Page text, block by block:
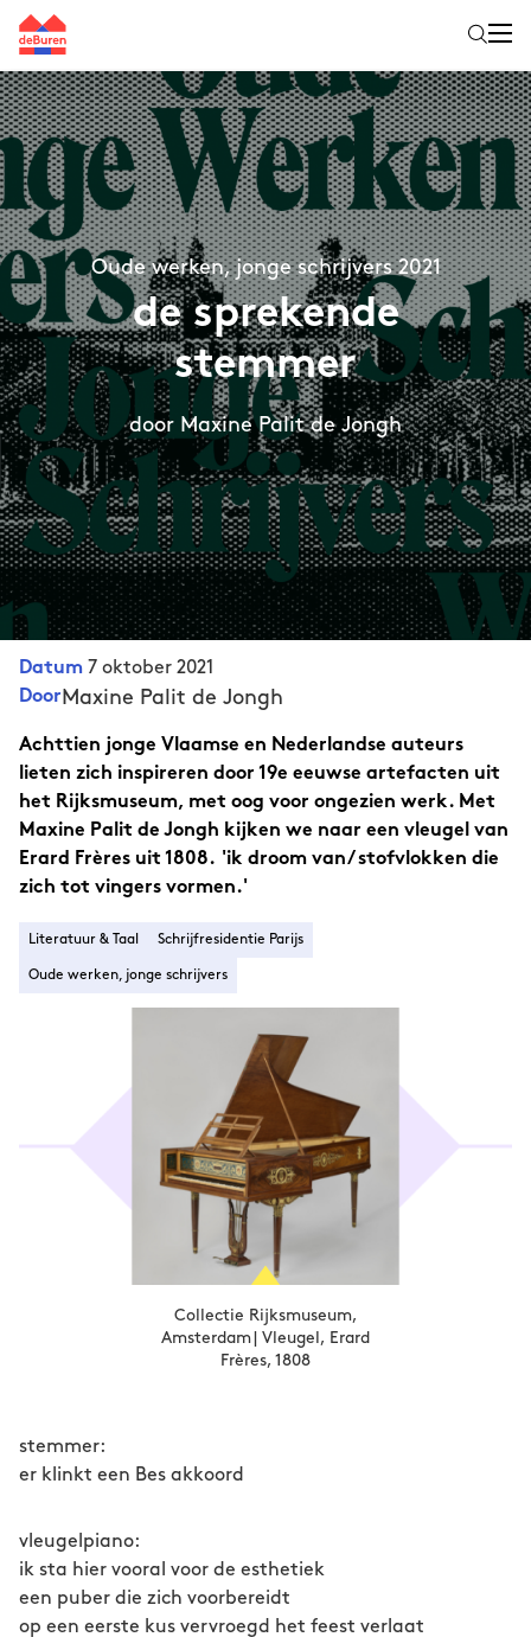
Oude werken, jonge schrijvers 2021
de sprekende
stemmer
door Maxine Palit de Jongh
Datum 7 oktober 2021
Door Maxine Palit de Jongh
Achttien jonge Vlaamse en Nederlandse auteurs
lieten zich inspireren door 19e eeuwse artefacten uit
het Rijksmuseum, met oog voor ongezien werk. Met
Maxine Palit de Jongh kijken we naar een vleugel van
Erard Frères uit 1808. 'ik droom van/ stofvlokken die
zich tot vingers vormen.'
Literatuur & Taal Schrijfresidentie Parijs
Oude werken, jonge schrijvers
Collectie Rijksmuseum,
Amsterdam | Vleugel, Erard
Frères, 1808
stemmer:
er klinkt een Bes akkoord
vleugelpiano:
ik sta hier vooral voor de esthetiek
een puber die zich voorbereidt
op een eerste kus vervroegd het feest verlaat